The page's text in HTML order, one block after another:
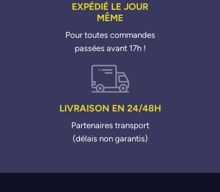
EXPÉDIÉ LE JOUR
MÊME
Pour toutes commandes
passées avant 17h !
LIVRAISON EN 24/48H
Partenaires transport
(délais non garantis)